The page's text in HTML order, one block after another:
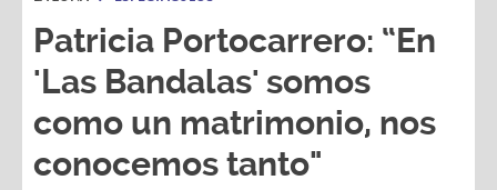
Patricia Portocarrero: “En
'Las Bandalas' somos
como un matrimonio, nos
conocemos tanto"